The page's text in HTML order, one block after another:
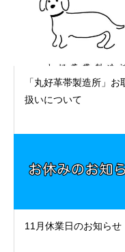
「丸好革帯製造所」お
扱いについて
11月休業日のお知らせ